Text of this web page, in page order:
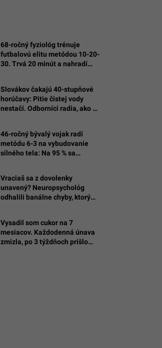
68-ročný fyziológ trénuje
futbalovú elitu metódou 10-20-
30. Trvá 20 minút a nahradí
Slovákov čakajú 40-stupňové
horúčavy: Pitie čistej vody
nestačí. Odborníci radia, ako sa
46-ročný bývalý vojak radí
metódu 6-3 na vybudovanie
silného tela: Na 95 % sa
Vraciaš sa z dovolenky
unavený? Neuropsychológ
odhalili banálne chyby, ktorými
Vysadil som cukor na 7
mesiacov. Každodenná únava
zmizla, po 3 týždňoch prišlo